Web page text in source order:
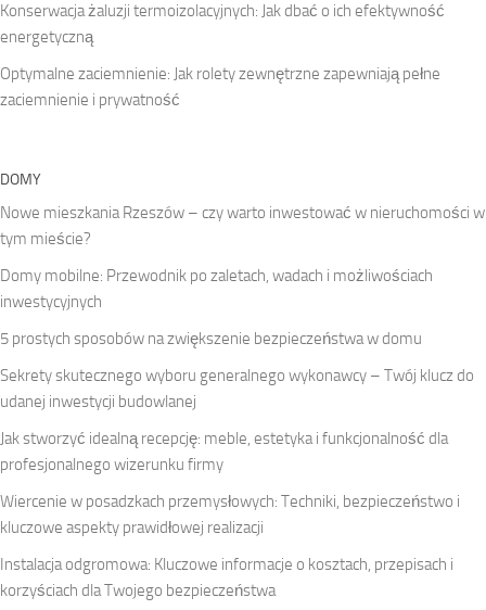
Konserwacja żaluzji termoizolacyjnych: Jak dbać o ich efektywność
energetyczną
Optymalne zaciemnienie: Jak rolety zewnętrzne zapewniają pełne
zaciemnienie i prywatność
DOMY
Nowe mieszkania Rzeszów – czy warto inwestować w nieruchomości w
tym mieście?
Domy mobilne: Przewodnik po zaletach, wadach i możliwościach
inwestycyjnych
5 prostych sposobów na zwiększenie bezpieczeństwa w domu
Sekrety skutecznego wyboru generalnego wykonawcy – Twój klucz do
udanej inwestycji budowlanej
Jak stworzyć idealną recepcję: meble, estetyka i funkcjonalność dla
profesjonalnego wizerunku firmy
Wiercenie w posadzkach przemysłowych: Techniki, bezpieczeństwo i
kluczowe aspekty prawidłowej realizacji
Instalacja odgromowa: Kluczowe informacje o kosztach, przepisach i
korzyściach dla Twojego bezpieczeństwa